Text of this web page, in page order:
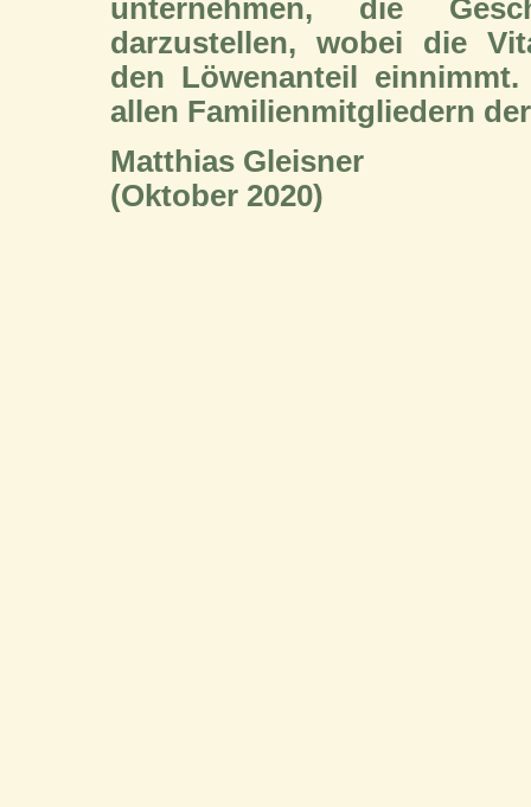
unternehmen, die
darzustellen, wobei die
den Löwenanteil
allen Familienmitgliedern
Matthias Gleisner
(Oktober 2020)